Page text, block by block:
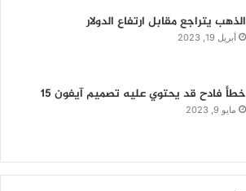
الذهب يتراجع مقابل ارتفاع الدولار
أبريل 19, 2023
خطأ فادح قد يحتوي عليه تصميم آيفون 15
مايو 9, 2023